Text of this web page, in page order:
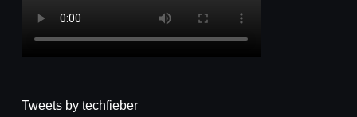
Tweets by techfieber